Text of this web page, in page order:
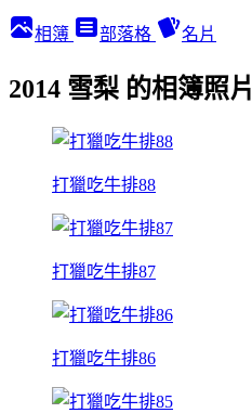
相簿 部落格 名片
2014 雪梨 的相簿照片
打獵吃牛排88
打獵吃牛排87
打獵吃牛排86